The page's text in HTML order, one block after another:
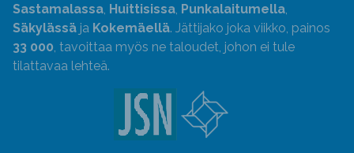
Sastamalassa Huittisissa Punkalaitumella
Säkylässä ja Kokemäellä. Jättijako joka viikko, painos
33 000 , tavoittaa myös ne taloudet, johon ei tule
tilattavaa lehteä.